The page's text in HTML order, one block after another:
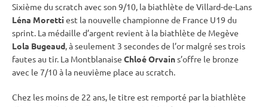
Sixième du scratch avec son 9/10, la biathlète de Villard-de-Lans
Léna Moretti est la nouvelle championne de France U19 du
sprint. La médaille d’argent revient à la biathlète de Megève
Lola Bugeaud, à seulement 3 secondes de l’or malgré ses trois
fautes au tir. La Montblanaise Chloé Orvains’offre le bronze
avec le 7/10 à la neuvième place au scratch.
Chez les moins de 22 ans, le titre est remporté par la biathlète